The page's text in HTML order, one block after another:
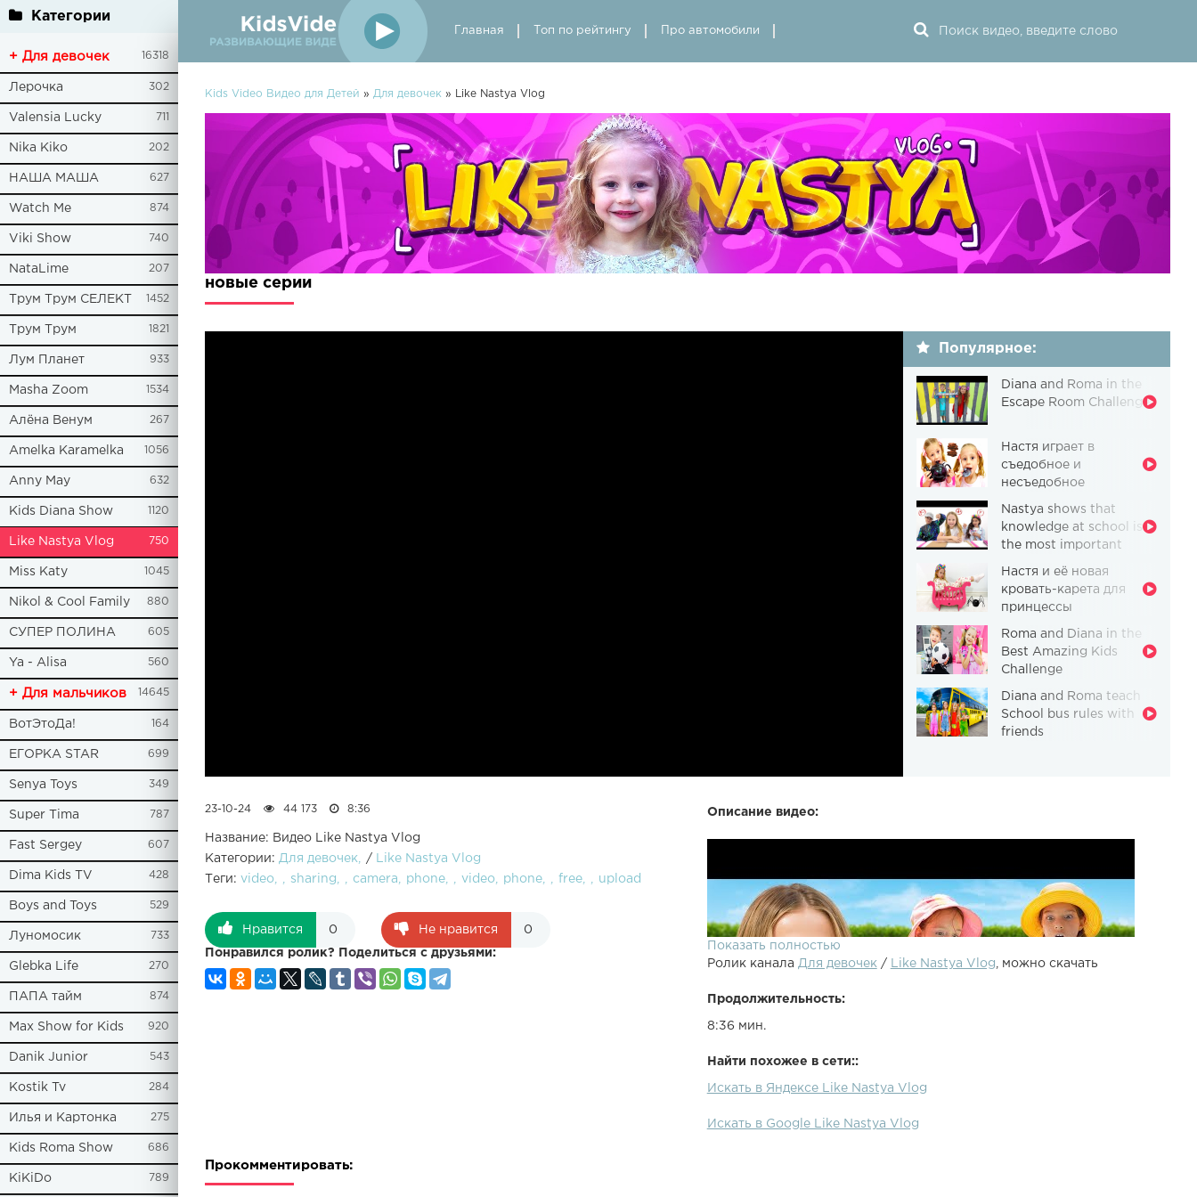
Категории
+ Для девочек 16318
Лерочка 302
Valensia Lucky 711
Nika Kiko 202
НАША МАША 627
Watch Me 874
Viki Show 740
NataLime 207
Трум Трум СЕЛЕКТ 1452
Трум Трум 1821
Лум Планет 933
Masha Zoom 1534
Алёна Венум 267
Amelka Karamelka 1056
Anny May 632
Kids Diana Show 1120
Like Nastya Vlog 750
Miss Katy 1045
Nikol & Cool Family 880
СУПЕР ПОЛИНА 605
Ya - Alisa 560
+ Для мальчиков 14645
ВотЭтоДа! 164
ЕГОРКА STAR 699
Senya Toys 349
Super Tima 787
Fast Sergey 607
Dima Kids TV 428
Boys and Toys 529
Луномосик 733
Glebka Life 270
ПАПА тайм 874
Max Show for Kids 920
Danik Junior 543
Kostik Tv 284
Илья и Картонка 275
Kids Roma Show 686
KiKiDo 789
Главная Топ по рейтингу Про автомобили
Kids Video Видео для Детей » Для девочек » Like Nastya Vlog
новые серии
Популярное:
Diana and Roma in the
Escape Room Challenge
Настя играет в
съедобное и
несъедобное
Nastya shows that
knowledge at school is
the most important
Настя и её новая
кровать-карета для
принцессы
Roma and Diana in the
Best Amazing Kids
Challenge
Diana and Roma teach
School bus rules with
friends
Описание видео:
Показать полностью
Ролик канала Для девочек / Like Nastya Vlog , можно скачать
Продолжительность:
8:36 мин.
Найти похожее в сети::
Искать в Яндексе Like Nastya Vlog
Искать в Google Like Nastya Vlog
23-10-24 44 173 8:36
Название: Видео Like Nastya Vlog
Категории: Для девочек /
Like Nastya Vlog
Теги: video sharing camera phone video phone free upload
Нравится 0 Не нравится 0
Понравился ролик? Поделиться с друзьями:
Прокомментировать: